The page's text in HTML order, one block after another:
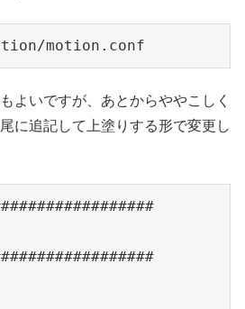
motion.conf
よいですが、あとからややこしく
に追記して上塗りする形で変更し